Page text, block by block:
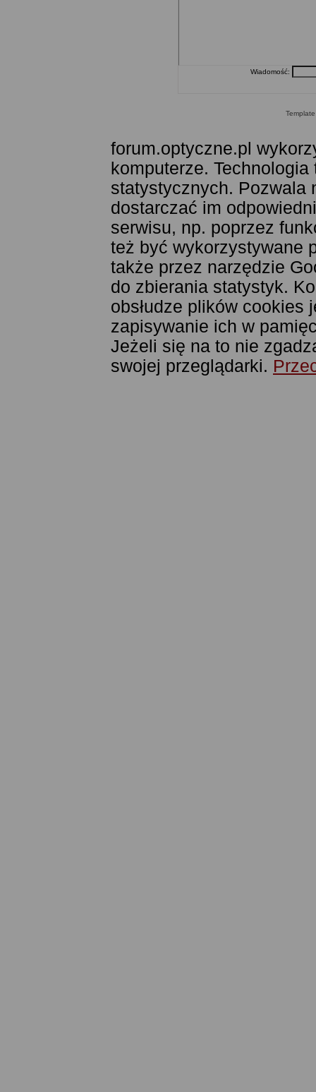
Wiadomość:
forum.optyczne.pl
komputerze.
statystycznych. Pozwala
dostarczać im
serwisu, np. poprzez
też być wykorzystywane
także przez narzędzie
do zbierania statystyk.
obsłudze plików cookies
zapisywanie ich w
Jeżeli się na to nie
swojej przeglądarki.